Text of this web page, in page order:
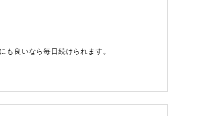
も良いなら毎日続けられます。